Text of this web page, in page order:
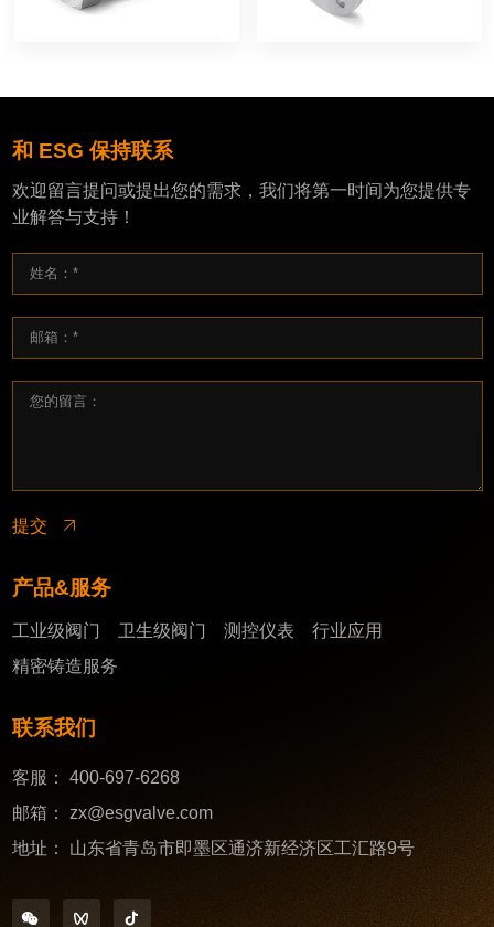
和 ESG 保持联系
欢迎留言提问或提出您的需求，我们将第一时间为您提供专
业解答与支持！
提交
产品&服务
工业级阀门 卫生级阀门 测控仪表
行业应用
精密铸造服务
联系我们
客服：
400-697-6268
邮箱：
zx@esgvalve.com
地址：
山东省青岛市即墨区通济新经济区工汇路9号